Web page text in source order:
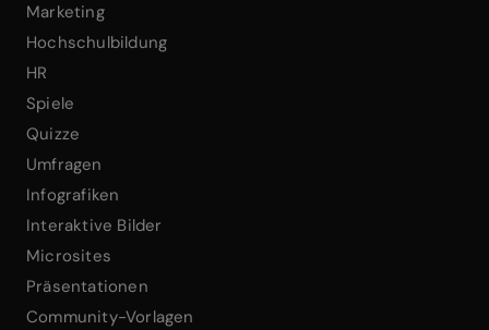
Marketing
Hochschulbildung
HR
Spiele
Quizze
Umfragen
Infografiken
Interaktive Bilder
Microsites
Präsentationen
Community-Vorlagen